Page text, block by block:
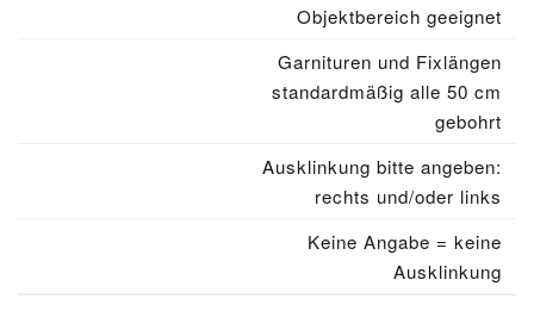
Objektbereich geeignet
Garnituren und Fixlängen
standardmäßig alle 50 cm
gebohrt
Ausklinkung bitte angeben:
rechts und/oder links
Keine Angabe = keine
Ausklinkung